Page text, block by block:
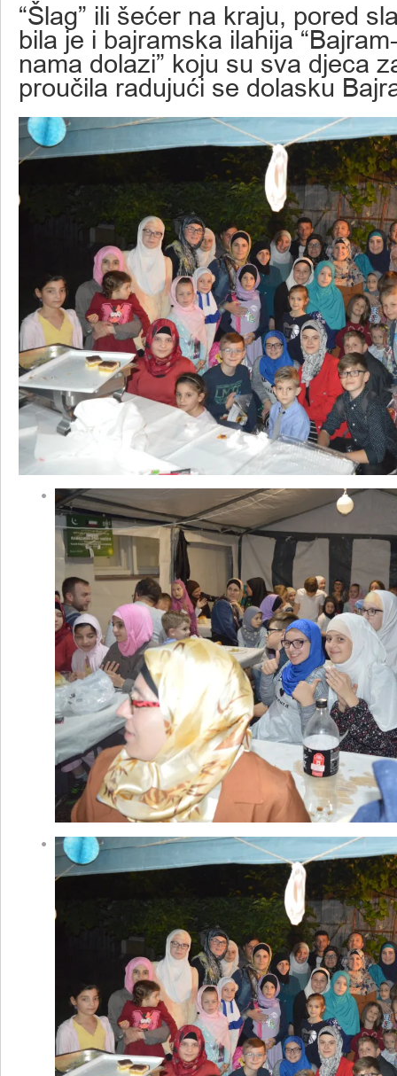
“Šlag” ili šećer na kraju, pored
bila je i bajramska ilahija
nama dolazi” koju su sva djeca
proučila radujući se dolasku